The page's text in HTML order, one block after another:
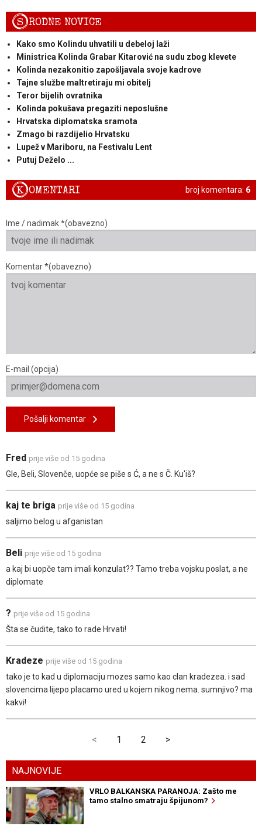
SRODNE NOVICE
Kako smo Kolindu uhvatili u debeloj laži
Ministrica Kolinda Grabar Kitarović na sudu zbog klevete
Kolinda nezakonitio zapošljavala svoje kadrove
Tajne službe maltretiraju mi obitelj
Teror bijelih ovratnika
Kolinda pokušava pregaziti neposlušne
Hrvatska diplomatska sramota
Zmago bi razdijelio Hrvatsku
Lupež v Mariboru, na Festivalu Lent
Putuj Deželo ...
broj komentara: 6
KOMENTARI
Ime / nadimak *(obavezno)
Komentar *(obavezno)
E-mail (opcija)
Pošalji komentar
Fred prije više od 15 godina
Gle, Beli, Slovenče, uopće se piše s Ć, a ne s Č. Ku'iš?
kaj te briga prije više od 15 godina
saljimo belog u afganistan
Beli prije više od 15 godina
a kaj bi uopče tam imali konzulat?? Tamo treba vojsku poslat, a ne
diplomate
? prije više od 15 godina
Šta se čudite, tako to rade Hrvati!
Kradeze prije više od 15 godina
tako je to kad u diplomaciju mozes samo kao clan kradezea. i sad
slovencima lijepo placamo ured u kojem nikog nema. sumnjivo? ma
kakvi!
< 1 2 >
NAJNOVIJE
VRLO BALKANSKA PARANOJA: Zašto me
tamo stalno smatraju špijunom?